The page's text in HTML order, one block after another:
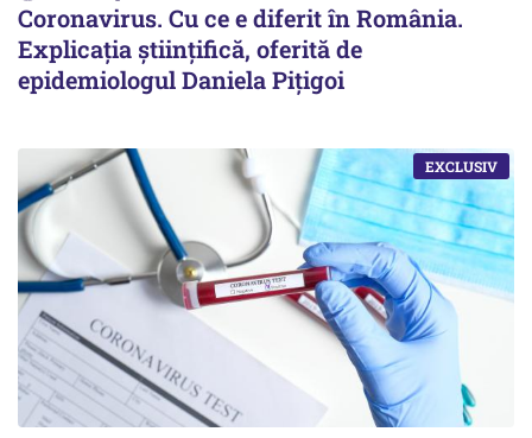
Coronavirus. Cu ce e diferit în România.
Explicația științifică, oferită de
epidemiologul Daniela Pițigoi